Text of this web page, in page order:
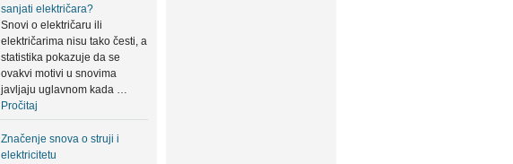
sanjati električara?
Snovi o električaru ili
električarima nisu tako česti, a
statistika pokazuje da se
ovakvi motivi u snovima
javljaju uglavnom kada …
Pročitaj
Značenje snova o struji i
elektricitetu